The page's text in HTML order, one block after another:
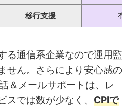
移行支援 有
る通信系企業なので運用監
せん。さらにより安心感の
＆メールサポートは、レ
スでは数が少なく、 CPIで